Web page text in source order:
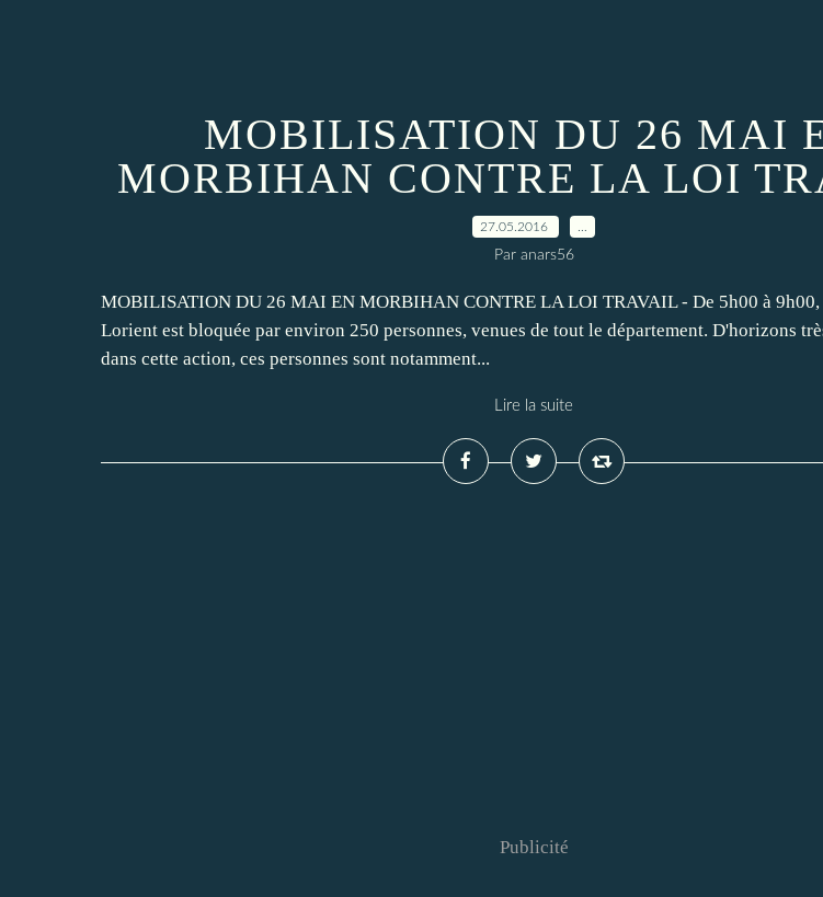
MOBILISATION DU 26 MAI
MORBIHAN CONTRE LA LOI
27.05.2016
Par anars56
MOBILISATION DU 26 MAI EN MORBIHAN CONTRE LA LOI TRAVAIL - De 5h00 à 9h00,
Lorient est bloquée par environ 250 personnes, venues de tout le département. D'horizons
dans cette action, ces personnes sont notamment...
Lire la suite
Publicité